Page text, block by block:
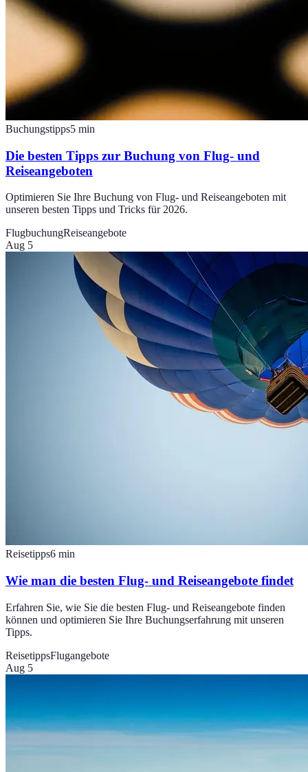
Buchungstipps5 min
Die besten Tipps zur Buchung von Flug- und
Reiseangeboten
Optimieren Sie Ihre Buchung von Flug- und Reiseangeboten mit
unseren besten Tipps und Tricks für 2026.
FlugbuchungReiseangebote
Aug 5
Reisetipps6 min
Wie man die besten Flug- und Reiseangebote findet
Erfahren Sie, wie Sie die besten Flug- und Reiseangebote finden
können und optimieren Sie Ihre Buchungserfahrung mit unseren
Tipps.
ReisetippsFlugangebote
Aug 5